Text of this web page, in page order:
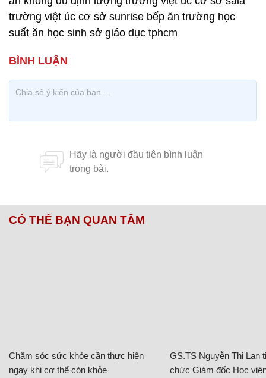
trường việt úc cơ sở sunrise bếp ăn trường học
suất ăn học sinh sở giáo dục tphcm
CÓ THỂ BẠN QUAN TÂM
Chăm sóc sức khỏe cần thực hiện
ngay khi cơ thể còn khỏe
GS.TS Nguyễn Thị Lan
chức Giám đốc Học